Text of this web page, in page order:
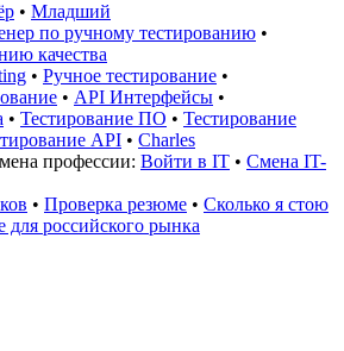
• Младший
по ручному тестированию •
качества
• Ручное тестирование •
• API Интерфейсы •
• Тестирование ПО • Тестирование
API • Charles
профессии: Войти в IT • Смена IT-
• Проверка резюме • Сколько я стою
для российского рынка